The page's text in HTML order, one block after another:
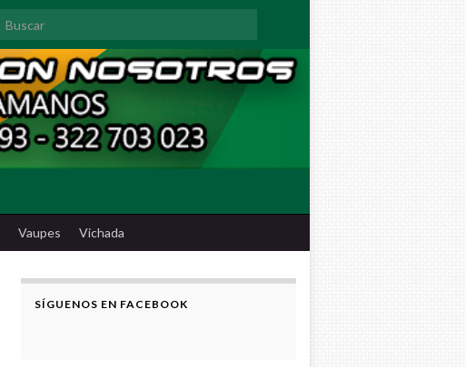
Search for:
Vaupes Vichada
SÍGUENOS EN FACEBOOK